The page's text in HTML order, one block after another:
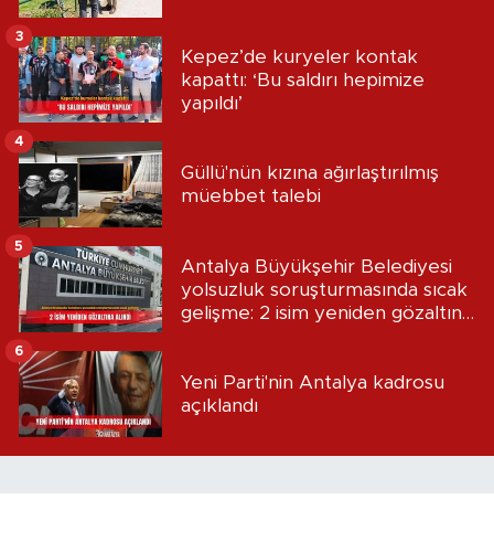
Kepez’de kuryeler kontak
kapattı: ‘Bu saldırı hepimize
yapıldı’
3
Güllü'nün kızına ağırlaştırılmış
müebbet talebi
4
Antalya Büyükşehir Belediyesi
yolsuzluk soruşturmasında sıcak
gelişme: 2 isim yeniden gözaltına
5
Yeni Parti'nin Antalya kadrosu
açıklandı
6